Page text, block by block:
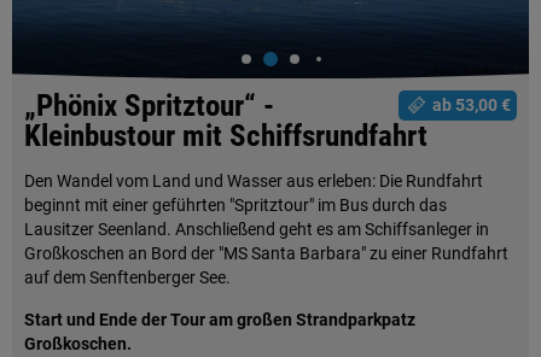
ab 53,00 €
„Phönix Spritztour“ -
Kleinbustour mit Schiffsrundfahrt
Den Wandel vom Land und Wasser aus erleben: Die Rundfahrt
beginnt mit einer geführten "Spritztour" im Bus durch das
Lausitzer Seenland. Anschließend geht es am Schiffsanleger in
Großkoschen an Bord der "MS Santa Barbara" zu einer Rundfahrt
auf dem Senftenberger See.
Start und Ende der Tour am großen Strandparkpatz
Großkoschen.